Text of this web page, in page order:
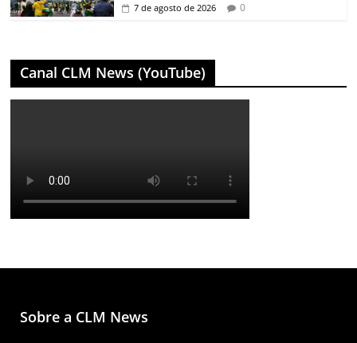
7 de agosto de 2026 0
Canal CLM News (YouTube)
Sobre a CLM News